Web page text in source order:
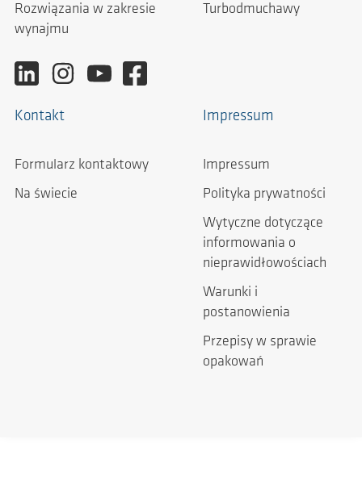
Rozwiązania w zakresie
wynajmu
Turbodmuchawy
Kontakt
Formularz kontaktowy
Na świecie
Impressum
Impressum
Polityka prywatności
Wytyczne dotyczące
informowania o
nieprawidłowościach
Warunki i
postanowienia
Przepisy w sprawie
opakowań